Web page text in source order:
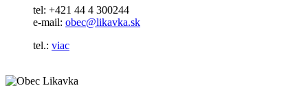
tel: +421 44 4 300244
e-mail: obec@likavka.sk
tel.: viac